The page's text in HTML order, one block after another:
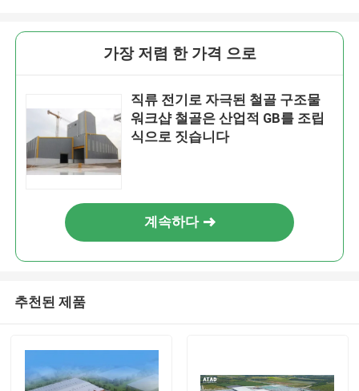
가장 저렴 한 가격 으로
직류 전기로 자극된 철골 구조물
워크샵 철골은 산업적 GB를 조립
식으로 짓습니다
계속하다
추천된 제품